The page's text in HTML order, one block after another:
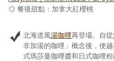
媒體報導一覽
合作與代言
訂閱電子報
◎ 餐後甜點：加拿大紅櫻桃
北海道風湯咖哩再登場。自從
非加湯的咖哩」概念後，便
式瑪莎曼咖哩醬和日式咖哩